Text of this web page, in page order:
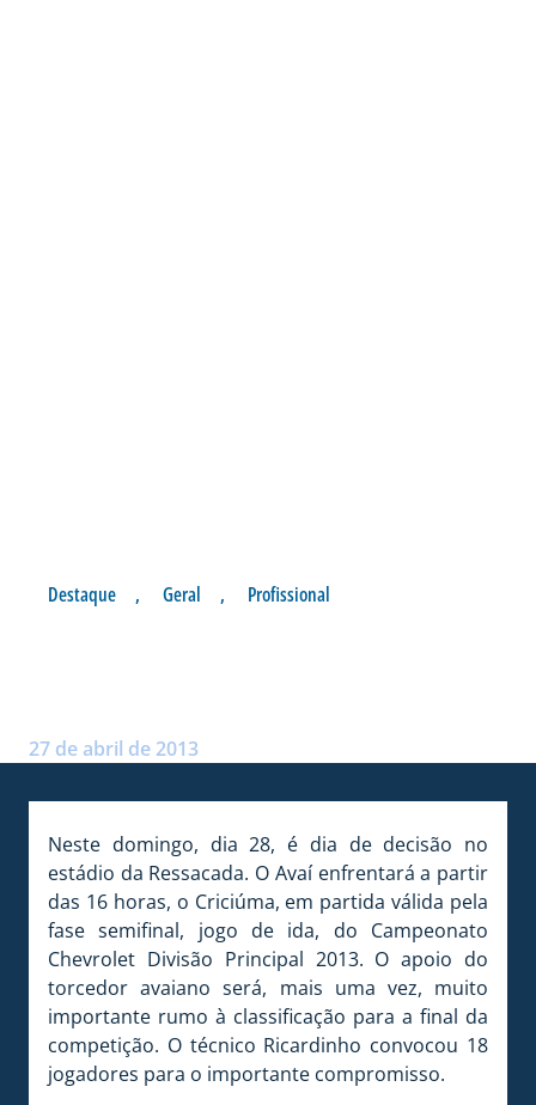
Destaque , Geral , Profissional
27 de abril de 2013
Neste domingo, dia 28, é dia de decisão no
estádio da Ressacada. O Avaí enfrentará a partir
das 16 horas, o Criciúma, em partida válida pela
fase semifinal, jogo de ida, do Campeonato
Chevrolet Divisão Principal 2013. O apoio do
torcedor avaiano será, mais uma vez, muito
importante rumo à classificação para a final da
competição. O técnico Ricardinho convocou 18
jogadores para o importante compromisso.